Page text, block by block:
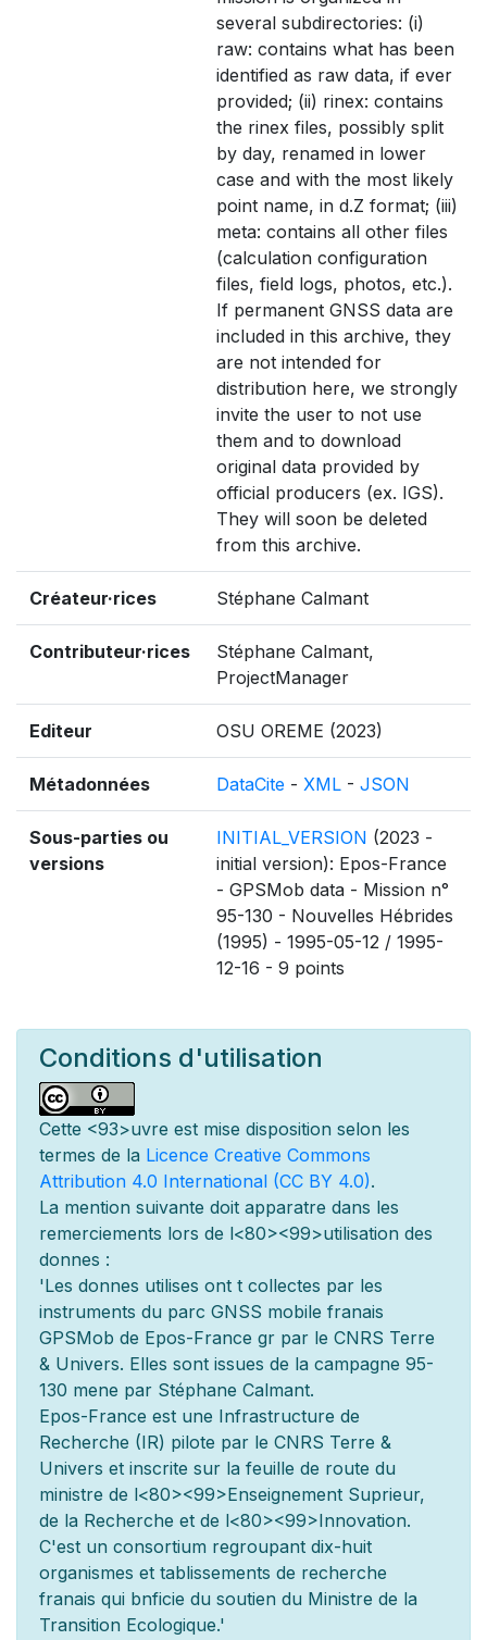
several subdirectories: (i)
raw: contains what has been
identified as raw data, if ever
provided; (ii) rinex: contains
the rinex files, possibly split
by day, renamed in lower
case and with the most likely
point name, in d.Z format; (iii)
meta: contains all other files
(calculation configuration
files, field logs, photos, etc.).
If permanent GNSS data are
included in this archive, they
are not intended for
distribution here, we strongly
invite the user to not use
them and to download
original data provided by
official producers (ex. IGS).
They will soon be deleted
from this archive.
Créateur·rices Stéphane Calmant
Contributeur·rices
Stéphane Calmant,
ProjectManager
Editeur OSU OREME (2023)
Métadonnées DataCite - XML - JSON
Sous-parties ou
versions
INITIAL_VERSION (2023 -
initial version): Epos-France
- GPSMob data - Mission n°
95-130 - Nouvelles Hébrides
(1995) - 1995-05-12 / 1995-
12-16 - 9 points
Conditions d'utilisation
Cette <93>uvre est mise disposition selon les
termes de la Licence Creative Commons
Attribution 4.0 International (CC BY 4.0).
La mention suivante doit apparatre dans les
remerciements lors de l<80><99>utilisation des
donnes :
'Les donnes utilises ont t collectes par les
instruments du parc GNSS mobile franais
GPSMob de Epos-France gr par le CNRS Terre
& Univers. Elles sont issues de la campagne 95-
130 mene par Stéphane Calmant.
Epos-France est une Infrastructure de
Recherche (IR) pilote par le CNRS Terre &
Univers et inscrite sur la feuille de route du
ministre de l<80><99>Enseignement Suprieur,
de la Recherche et de l<80><99>Innovation.
C'est un consortium regroupant dix-huit
organismes et tablissements de recherche
franais qui bnficie du soutien du Ministre de la
Transition Ecologique.'